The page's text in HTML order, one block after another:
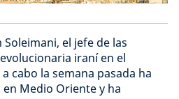
el jefe de las
iraní en el
cabo la semana pasada ha
Medio Oriente y ha